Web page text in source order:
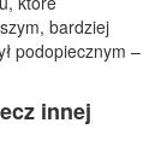
bardziej
podopiecznym –
innej